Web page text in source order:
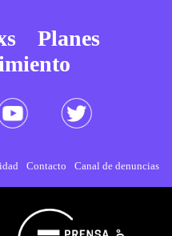
Planes
Contacto Canal de denuncias